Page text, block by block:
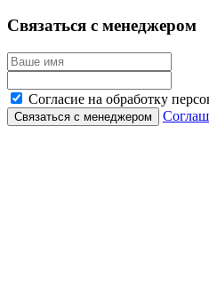
Связаться с менеджером
Согласие на обработку